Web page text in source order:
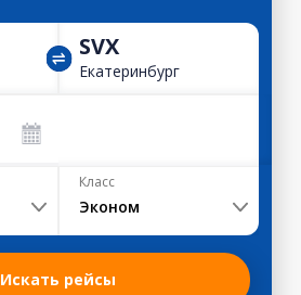
SVX
Екатеринбург
Класс
Эконом
Искать рейсы